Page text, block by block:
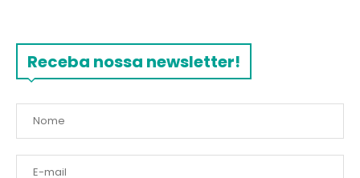
Receba nossa newsletter!